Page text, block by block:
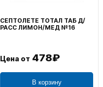
СЕПТОЛЕТЕ ТОТАЛ ТАБ Д/
РАСС ЛИМОН/МЕД №16
Цена от 478₽
В корзину